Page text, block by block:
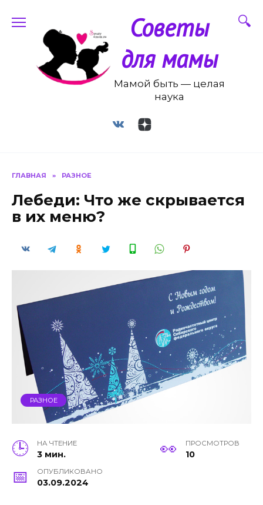
содержанию
Советы
для мамы
Мамой быть — целая
наука
ГЛАВНАЯ » РАЗНОЕ
Лебеди: Что же скрывается
в их меню?
РАЗНОЕ
НА ЧТЕНИЕ
3 мин.
ПРОСМОТРОВ
10
ОПУБЛИКОВАНО
03.09.2024